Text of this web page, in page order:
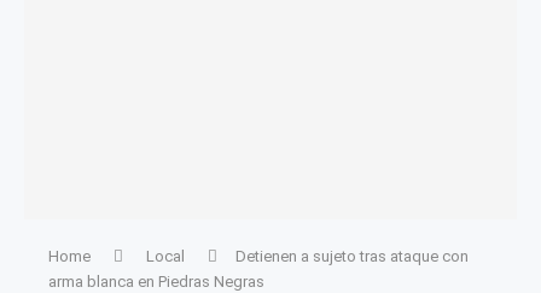
Home Local
Detienen a sujeto tras ataque con
arma blanca en Piedras Negras